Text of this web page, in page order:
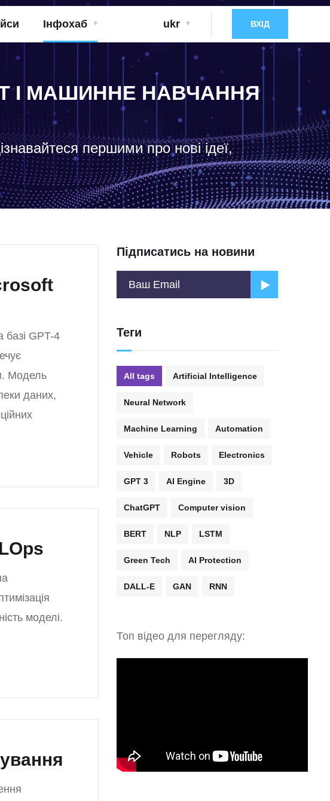
Інфохаб ukr ВХІД
І МАШИННЕ НАВЧАННЯ
першими про нові ідеї,
базі GPT-4
Модель
даних,
моделі.
Підписатись на новини
Теги
All tags Artificial Intelligence
Neural Network
Machine Learning Automation
Vehicle Robots Electronics
GPT 3 AI Engine 3D
ChatGPT Computer vision
BERT NLP LSTM
Green Tech AI Protection
DALL-E GAN RNN
Топ відео для перегляду: